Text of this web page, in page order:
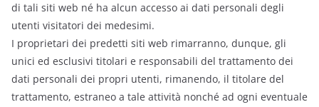
di tali siti web né ha alcun accesso ai dati personali degli
utenti visitatori dei medesimi.
I proprietari dei predetti siti web rimarranno, dunque, gli
unici ed esclusivi titolari e responsabili del trattamento dei
dati personali dei propri utenti, rimanendo, il titolare del
trattamento, estraneo a tale attività nonché ad ogni eventuale